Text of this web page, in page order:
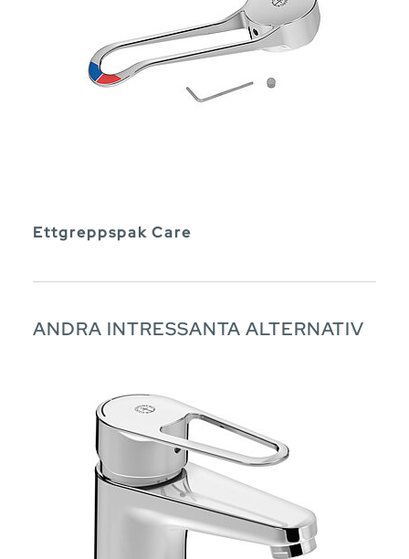
Ettgreppspak Care
ANDRA INTRESSANTA ALTERNATIV